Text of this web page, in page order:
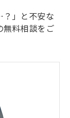
？」と不安な
無料相談をご